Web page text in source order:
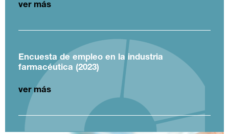
ver más
Encuesta de empleo en la industria
farmacéutica (2023)
ver más